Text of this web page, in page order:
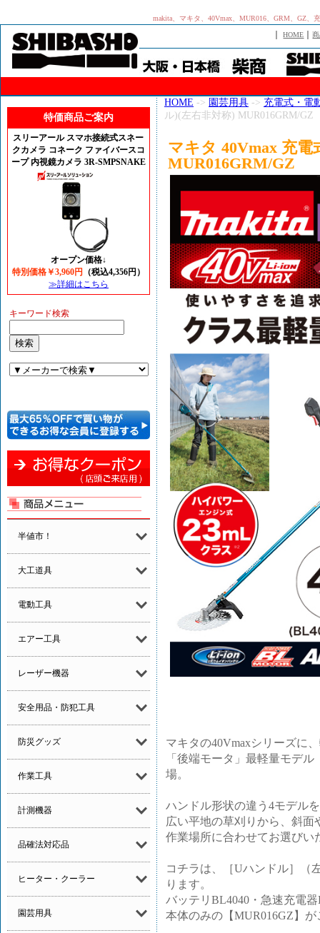
makita、マキタ、40Vmax、MUR016、GRM、GZ
｜HOME ｜
特価商品ご案内
スリーアール スマホ接続式スネー
クカメラ コネーク ファイバースコ
ープ 内視鏡カメラ 3R-SMPSNAKE
オープン価格↓
特別価格￥3,960円
（税込4,356円）
≫詳細はこちら
キーワード検索
半値市！
大工道具
電動工具
エアー工具
レーザー機器
安全用品・防犯工具
防災グッズ
作業工具
計測機器
品確法対応品
ヒーター・クーラー
園芸用具
HOME -> 園芸用具 -> 充電式・電
ル)(左右非対称) MUR016GRM/GZ
マキタ 40Vmax 充
MUR016GRM/GZ
マキタの40Vmaxシリーズに
「後端モータ」最軽量モデ
場。
ハンドル形状の違う4モデル
広い平地の草刈りから、斜
作業場所に合わせてお選びい
コチラは、［Uハンドル］（
ります。
バッテリBL4040・急速充電
本体のみの【MUR016GZ】